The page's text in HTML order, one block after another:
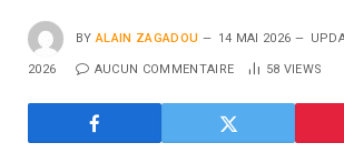
BY ALAIN ZAGADOU 14 MAI 2026
2026 AUCUN COMMENTAIRE 58 VIEWS